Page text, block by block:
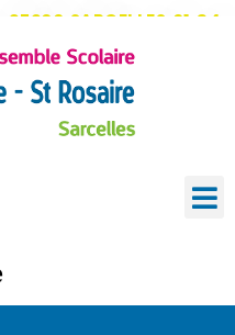
SARCELLES 01 34